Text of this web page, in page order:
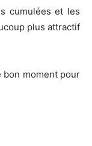
cumulées et les
plus attractif
bon moment pour